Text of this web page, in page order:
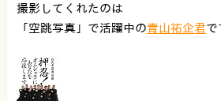
撮影してくれたのは
「空跳写真」で活躍中の青山祐企君で